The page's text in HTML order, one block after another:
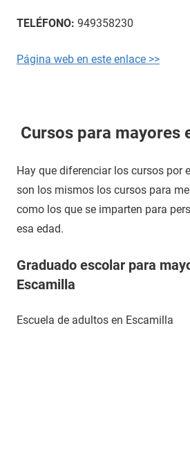
TELÉFONO: 949358230
Página web en este enlace >>
Cursos para mayores
Hay que diferenciar los cursos por
son los mismos los cursos para
como los que se imparten para
esa edad.
Graduado escolar para
Escamilla
Escuela de adultos en Escamilla